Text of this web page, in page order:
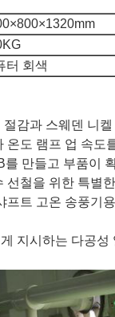
터 회색
감과 스웨덴 니
온도 램프 업 속
만들고 부품이
선철을 위한 특별
프트 고온 송풍기
지시하는 다공